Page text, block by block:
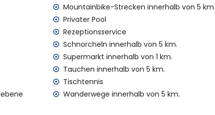
die im Mietpreis der Villa inbegriffen sind
Bügeleisen
gegen Aufpreis
(auf Anfrage)
Mountainbike-Strecken innerhalb von 5 km.
Privater Pool
Rezeptionsservice
Schnorcheln innerhalb von 5 km.
Supermarkt innerhalb von 1 km.
Tauchen innerhalb von 5 km.
Tischtennis
Wanderwege innerhalb von 5 km.